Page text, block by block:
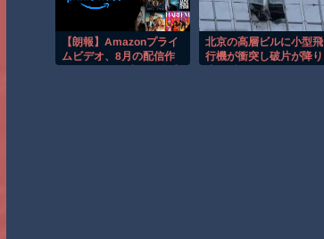
【朗報】Amazonプライ
ムビデオ、8月の配信作
北京の高層ビルに小型飛
行機が衝突し破片が降り